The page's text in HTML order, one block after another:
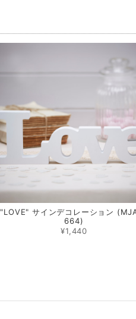
"LOVE" サインデコレーション
664)
¥1,440